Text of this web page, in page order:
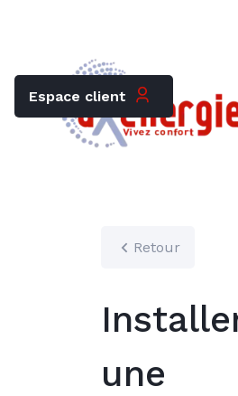
Espace client
Retour
une